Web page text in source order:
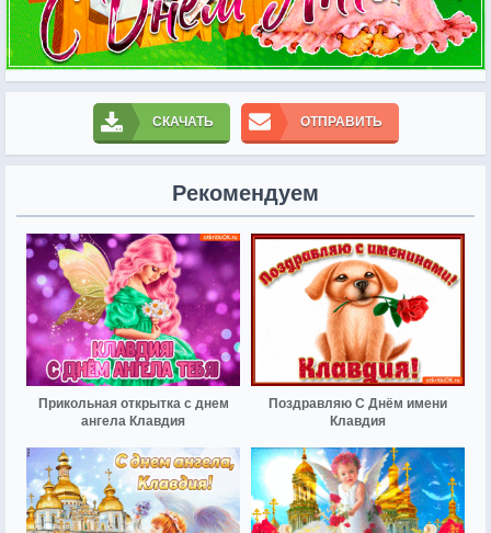
СКАЧАТЬ ОТПРАВИТЬ
Рекомендуем
Прикольная открытка с днем
ангела Клавдия
Поздравляю С Днём имени
Клавдия